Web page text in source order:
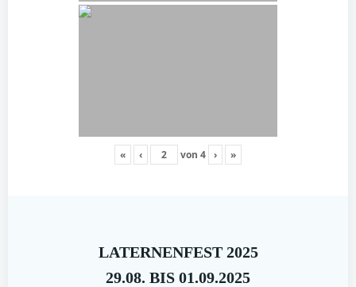
« ‹ von 4 › »
LATERNENFEST 2025
29.08. BIS 01.09.2025